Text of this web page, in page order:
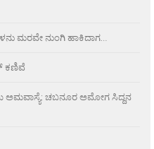
ಮರವೇ ನುಂಗಿ ಹಾಕಿದಾಗ…
ಕಣಿವೆ
ಅಮವಾಸ್ಯೆ: ಚಬನೂರ ಅಮೋಗ ಸಿದ್ದನ